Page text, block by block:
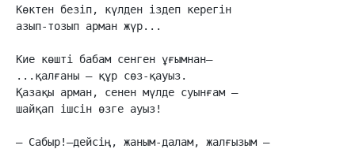
Көктен безіп, күлден іздеп керегін
азып-тозып арман жүр...
Кие көшті бабам сенген ұғымнан–
...қалғаны – құр сөз-қауыз.
Қазақы арман, сенен мүлде суынғам –
шайқап ішсін өзге ауыз!
– Сабыр!–дейсің, жаным-далам, жалғызым –